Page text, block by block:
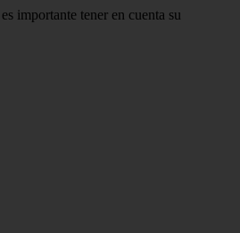
importante tener en cuenta su